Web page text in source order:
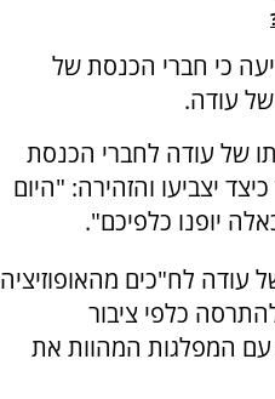
כי חברי הכנסת של
עודה.
של עודה לחברי הכנסת
יצביעו והזהירה: "היום
יופנו כלפיכם".
עודה לח"כים מהאופוזיציה
כלפי ציבור
עם המפלגות המהוות את